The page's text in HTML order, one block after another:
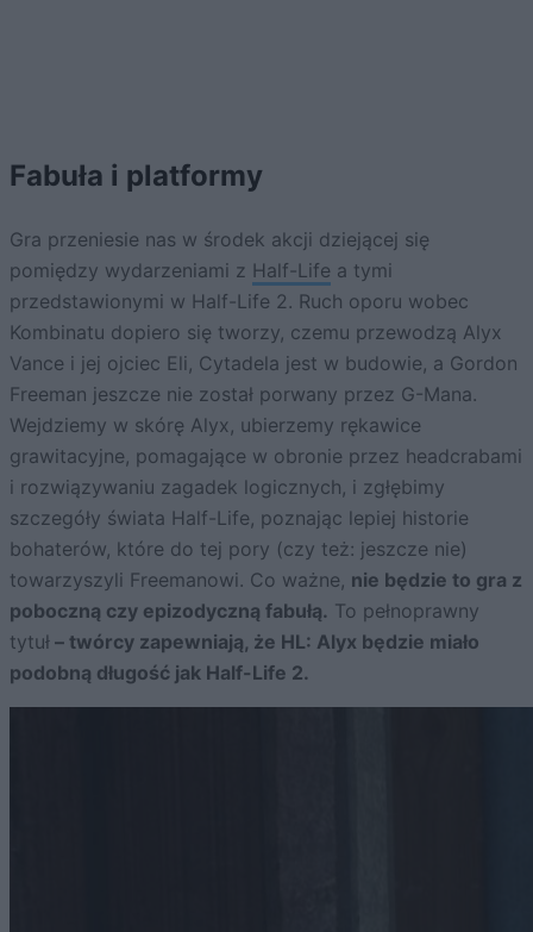
Fabuła i platformy
Gra przeniesie nas w środek akcji dziejącej się
pomiędzy wydarzeniami z Half-Life a tymi
przedstawionymi w Half-Life 2. Ruch oporu wobec
Kombinatu dopiero się tworzy, czemu przewodzą Alyx
Vance i jej ojciec Eli, Cytadela jest w budowie, a Gordon
Freeman jeszcze nie został porwany przez G-Mana.
Wejdziemy w skórę Alyx, ubierzemy rękawice
grawitacyjne, pomagające w obronie przez headcrabami
i rozwiązywaniu zagadek logicznych, i zgłębimy
szczegóły świata Half-Life, poznając lepiej historie
bohaterów, które do tej pory (czy też: jeszcze nie)
towarzyszyli Freemanowi. Co ważne, nie będzie to gra z
poboczną czy epizodyczną fabułą. To pełnoprawny
tytuł – twórcy zapewniają, że HL: Alyx będzie miało
podobną długość jak Half-Life 2.